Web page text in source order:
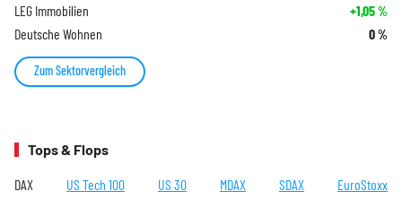
LEG Immobilien +1,05%
Deutsche Wohnen 0%
Zum Sektorvergleich
Tops & Flops
DAX US Tech 100 US 30 MDAX SDAX EuroStoxx